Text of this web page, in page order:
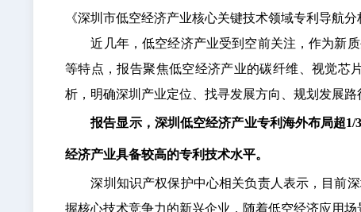
《深圳市低空经济产业核心关键技术领域专利导航
近几年，低空经济产业受到空前关注，作为新质
等特点，报告聚焦低空经济产业的碳纤维、视觉芯
析，明确深圳产业定位、找寻发展方向、规划发展路
报告显示，深圳低空经济产业专利海外布局超1/3
经济产业具备较高的专利技术水平。
深圳知识产权保护中心相关负责人表示，目前深
握核心技术竞争力的新兴企业，随着低空经济应用场